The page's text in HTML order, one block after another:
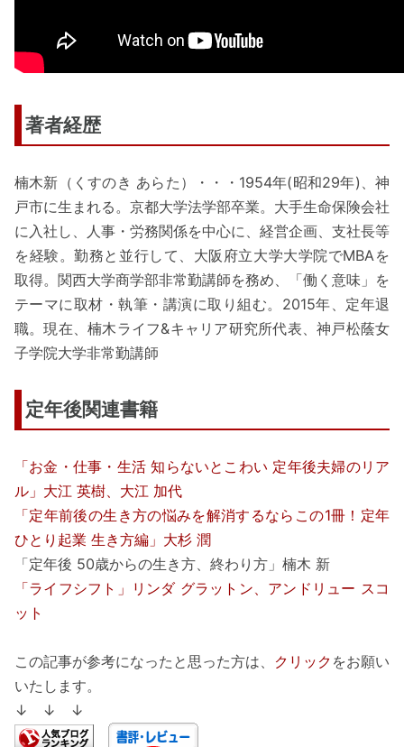
著者経歴
楠木新（くすのき あらた）・・・1954年(昭和29年)、神
戸市に生まれる。京都大学法学部卒業。大手生命保険会社
に入社し、人事・労務関係を中心に、経営企画、支社長等
を経験。勤務と並行して、大阪府立大学大学院でMBAを
取得。関西大学商学部非常勤講師を務め、「働く意味」を
テーマに取材・執筆・講演に取り組む。2015年、定年退
職。現在、楠木ライフ&キャリア研究所代表、神戸松蔭女
子学院大学非常勤講師
定年後関連書籍
「お金・仕事・生活 知らないとこわい 定年後夫婦のリア
ル」大江 英樹、大江 加代
「定年前後の生き方の悩みを解消するならこの1冊！定年
ひとり起業 生き方編」大杉 潤
「定年後 50歳からの生き方、終わり方」楠木 新
「ライフシフト」リンダ グラットン、アンドリュー スコ
ット
この記事が参考になったと思った方は、 クリック をお願い
いたします。
↓ ↓ ↓